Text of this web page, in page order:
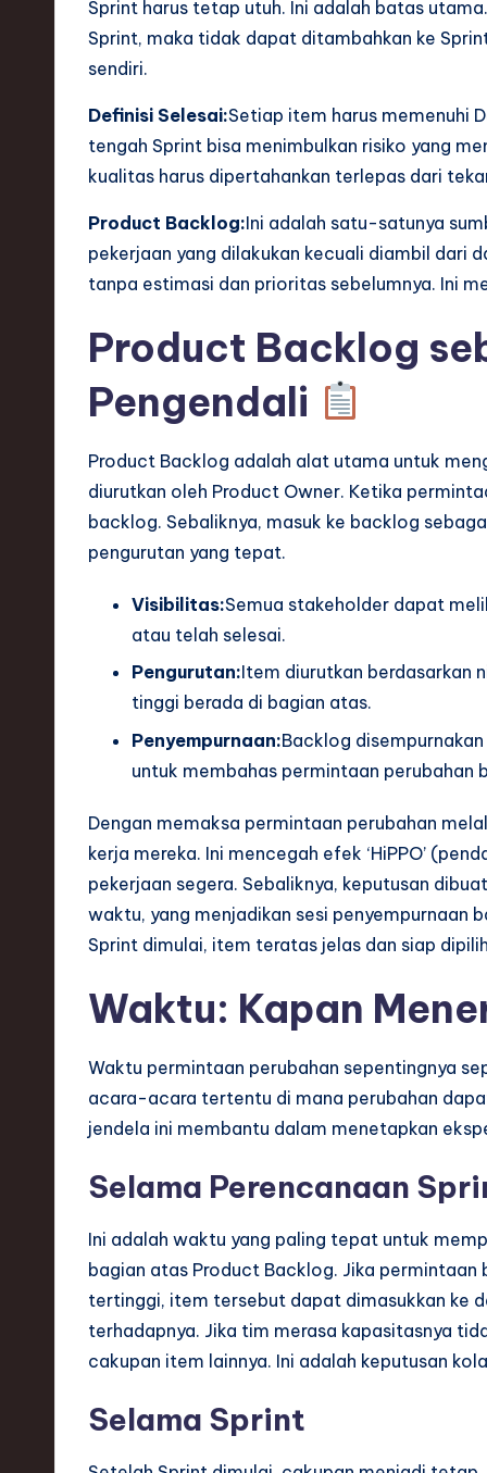
ti
Sprint harus tetap utuh. Ini adalah batas
Sprint, maka tidak dapat ditambahkan ke
sendiri.
Definisi Selesai:Setiap item harus memenuhi
tengah Sprint bisa menimbulkan risiko yang
kualitas harus dipertahankan terlepas dari
Product Backlog:Ini adalah satu-satunya
pekerjaan yang dilakukan kecuali diambil dari
tanpa estimasi dan prioritas sebelumnya. Ini
Product Backlog
Pengendali
Product Backlog adalah alat utama untuk
diurutkan oleh Product Owner. Ketika
backlog. Sebaliknya, masuk ke backlog
pengurutan yang tepat.
Visibilitas:Semua stakeholder dapat
atau telah selesai.
Pengurutan:Item diurutkan berdasarkan
tinggi berada di bagian atas.
Penyempurnaan:Backlog
untuk membahas permintaan perubahan
Dengan memaksa permintaan perubahan
kerja mereka. Ini mencegah efek ‘HiPPO’
pekerjaan segera. Sebaliknya, keputusan
waktu, yang menjadikan sesi penyempurnaan
Sprint dimulai, item teratas jelas dan siap
Waktu: Kapan
Waktu permintaan perubahan sepentingnya
acara-acara tertentu di mana perubahan
jendela ini membantu dalam menetapkan
Selama Perencanaan
Ini adalah waktu yang paling tepat untuk
bagian atas Product Backlog. Jika
tertinggi, item tersebut dapat dimasukkan ke
terhadapnya. Jika tim merasa kapasitasnya
cakupan item lainnya. Ini adalah keputusan
Selama Sprint